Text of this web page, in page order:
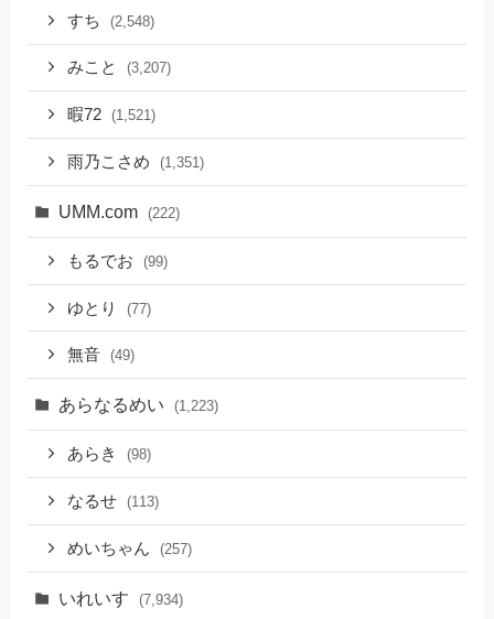
すち (2,548)
みこと (3,207)
暇72 (1,521)
雨乃こさめ (1,351)
UMM.com (222)
もるでお (99)
ゆとり (77)
無音 (49)
あらなるめい (1,223)
あらき (98)
なるせ (113)
めいちゃん (257)
いれいす (7,934)